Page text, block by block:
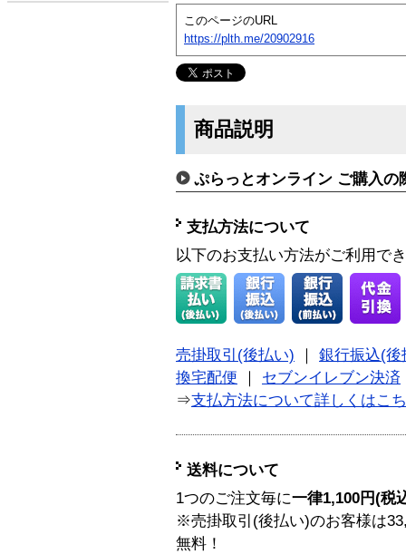
このページのURL
https://plth.me/20902916
商品説明
ぷらっとオンライン ご購入の
支払方法について
以下のお支払い方法がご利用で
売掛取引(後払い)
銀行振込(後
換宅配便
セブンイレブン決済
⇒支払方法について詳しくはこ
送料について
1つのご注文毎に一律1,100円(税
※売掛取引(後払い)のお客様は
無料！